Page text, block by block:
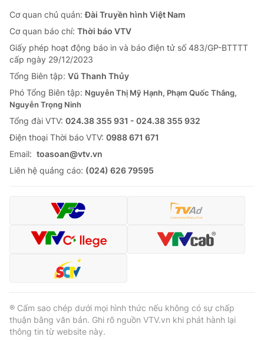
Cơ quan chủ quản:Đài Truyền hình Việt Nam
Cơ quan báo chí: Thời báo VTV
Giấy phép hoạt động báo in và báo điện tử số 483/GP-BTTTT
cấp ngày 29/12/2023
Tổng Biên tập: Vũ Thanh Thủy
Phó Tổng Biên tập: Nguyễn Thị Mỹ Hạnh, Phạm Quốc Thắng,
Nguyễn Trọng Ninh
Tổng đài VTV: 024.38 355 931 - 024.38 355 932
Ðiện thoại Thời báo VTV: 0988 671 671
Email: toasoan@vtv.vn
Liên hệ quảng cáo: (024) 626 79595
® Cấm sao chép dưới mọi hình thức nếu không có sự chấp
thuận bằng văn bản. Ghi rõ nguồn VTV.vn khi phát hành lại
thông tin từ website này.